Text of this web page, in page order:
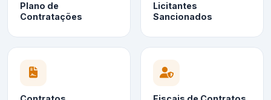
Plano de
Contratações
Licitantes
Sancionados